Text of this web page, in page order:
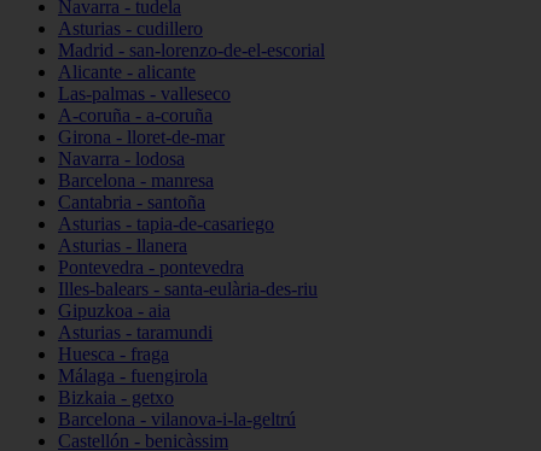
Navarra - tudela
Asturias - cudillero
Madrid - san-lorenzo-de-el-escorial
Alicante - alicante
Las-palmas - valleseco
A-coruña - a-coruña
Girona - lloret-de-mar
Navarra - lodosa
Barcelona - manresa
Cantabria - santoña
Asturias - tapia-de-casariego
Asturias - llanera
Pontevedra - pontevedra
Illes-balears - santa-eulària-des-riu
Gipuzkoa - aia
Asturias - taramundi
Huesca - fraga
Málaga - fuengirola
Bizkaia - getxo
Barcelona - vilanova-i-la-geltrú
Castellón - benicàssim